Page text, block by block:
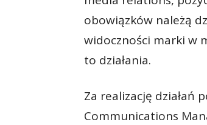
obowiązków należą
widoczności marki w
to działania.
Za realizację działań
Communications